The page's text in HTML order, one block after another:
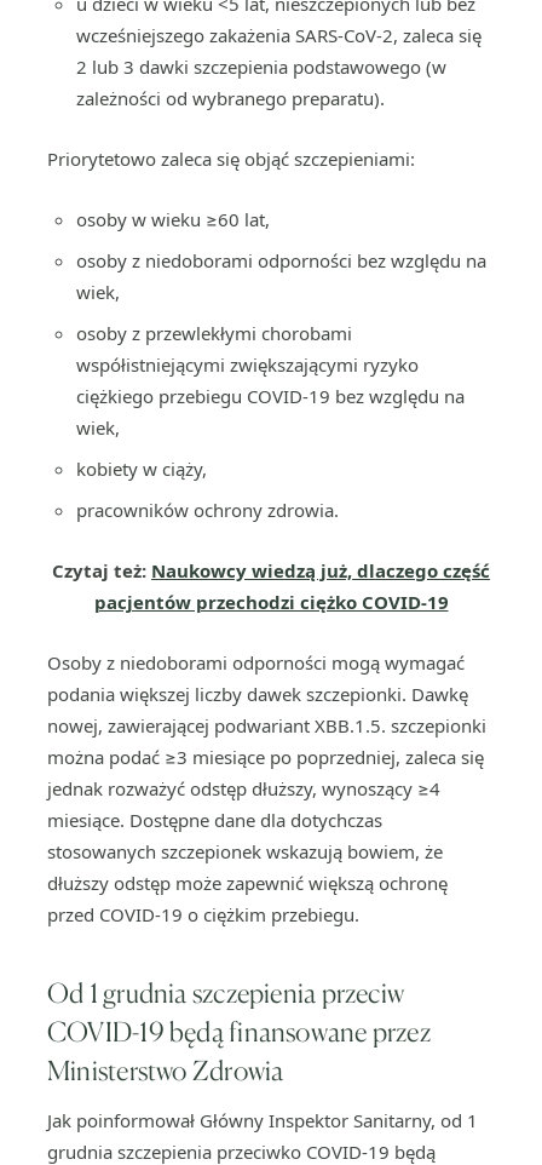
wcześniejszego zakażenia SARS-CoV-2, zaleca się
2 lub 3 dawki szczepienia podstawowego (w
zależności od wybranego preparatu).
Priorytetowo zaleca się objąć szczepieniami:
osoby w wieku ≥60 lat,
osoby z niedoborami odporności bez względu na
wiek,
osoby z przewlekłymi chorobami
współistniejącymi zwiększającymi ryzyko
ciężkiego przebiegu COVID-19 bez względu na
wiek,
kobiety w ciąży,
pracowników ochrony zdrowia.
Czytaj też: Naukowcy wiedzą już, dlaczego część
pacjentów przechodzi ciężko COVID-19
Osoby z niedoborami odporności mogą wymagać
podania większej liczby dawek szczepionki. Dawkę
nowej, zawierającej podwariant XBB.1.5. szczepionki
można podać ≥3 miesiące po poprzedniej, zaleca się
jednak rozważyć odstęp dłuższy, wynoszący ≥4
miesiące. Dostępne dane dla dotychczas
stosowanych szczepionek wskazują bowiem, że
dłuższy odstęp może zapewnić większą ochronę
przed COVID-19 o ciężkim przebiegu.
Od 1 grudnia szczepienia przeciw
COVID-19 będą finansowane przez
Ministerstwo Zdrowia
Jak poinformował Główny Inspektor Sanitarny, od 1
grudnia szczepienia przeciwko COVID-19 będą